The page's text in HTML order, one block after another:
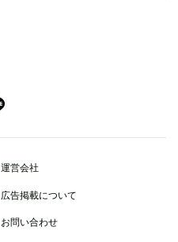
運営会社
広告掲載について
お問い合わせ